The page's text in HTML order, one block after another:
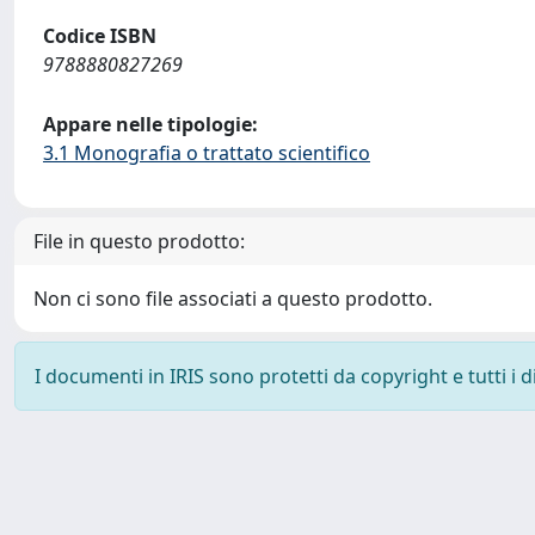
Codice ISBN
9788880827269
Appare nelle tipologie:
3.1 Monografia o trattato scientifico
File in questo prodotto:
Non ci sono file associati a questo prodotto.
I documenti in IRIS sono protetti da copyright e tutti i